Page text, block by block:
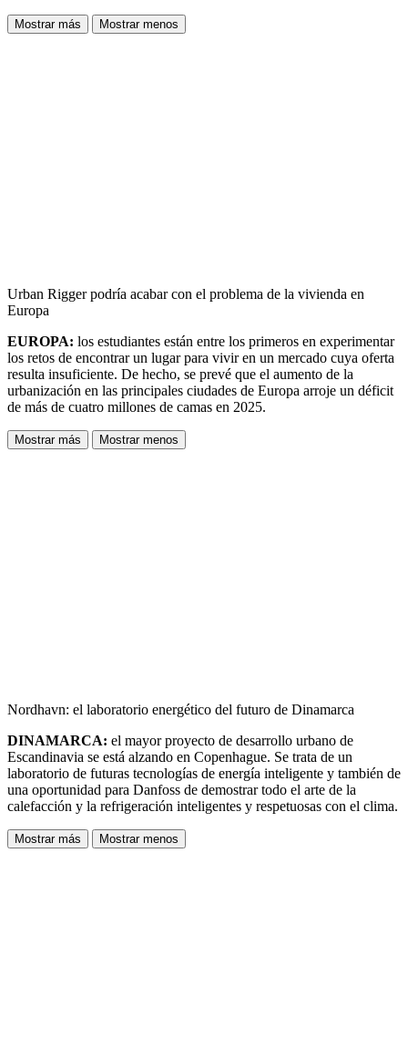
Mostrar más Mostrar menos
Urban Rigger podría acabar con el problema de la vivienda en
Europa
EUROPA: los estudiantes están entre los primeros en experimentar
los retos de encontrar un lugar para vivir en un mercado cuya oferta
resulta insuficiente. De hecho, se prevé que el aumento de la
urbanización en las principales ciudades de Europa arroje un déficit
de más de cuatro millones de camas en 2025.
Mostrar más Mostrar menos
Nordhavn: el laboratorio energético del futuro de Dinamarca
DINAMARCA: el mayor proyecto de desarrollo urbano de
Escandinavia se está alzando en Copenhague. Se trata de un
laboratorio de futuras tecnologías de energía inteligente y también de
una oportunidad para Danfoss de demostrar todo el arte de la
calefacción y la refrigeración inteligentes y respetuosas con el clima.
Mostrar más Mostrar menos